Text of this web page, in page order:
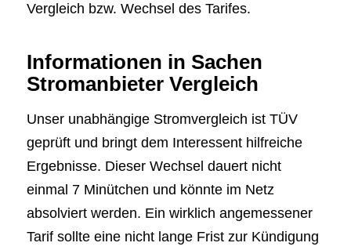
Vergleich bzw. Wechsel des Tarifes.
Informationen in Sachen
Stromanbieter Vergleich
Unser unabhängige Stromvergleich ist TÜV
geprüft und bringt dem Interessent hilfreiche
Ergebnisse. Dieser Wechsel dauert nicht
einmal 7 Minütchen und könnte im Netz
absolviert werden. Ein wirklich angemessener
Tarif sollte eine nicht lange Frist zur Kündigung